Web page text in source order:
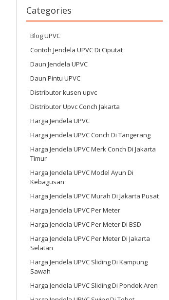
Categories
Blog UPVC
Contoh Jendela UPVC Di Ciputat
Daun Jendela UPVC
Daun Pintu UPVC
Distributor kusen upvc
Distributor Upvc Conch Jakarta
Harga Jendela UPVC
Harga jendela UPVC Conch Di Tangerang
Harga Jendela UPVC Merk Conch Di Jakarta
Timur
Harga Jendela UPVC Model Ayun Di
Kebagusan
Harga Jendela UPVC Murah Di Jakarta Pusat
Harga Jendela UPVC Per Meter
Harga Jendela UPVC Per Meter Di BSD
Harga Jendela UPVC Per Meter Di Jakarta
Selatan
Harga Jendela UPVC Sliding Di Kampung
Sawah
Harga Jendela UPVC Sliding Di Pondok Aren